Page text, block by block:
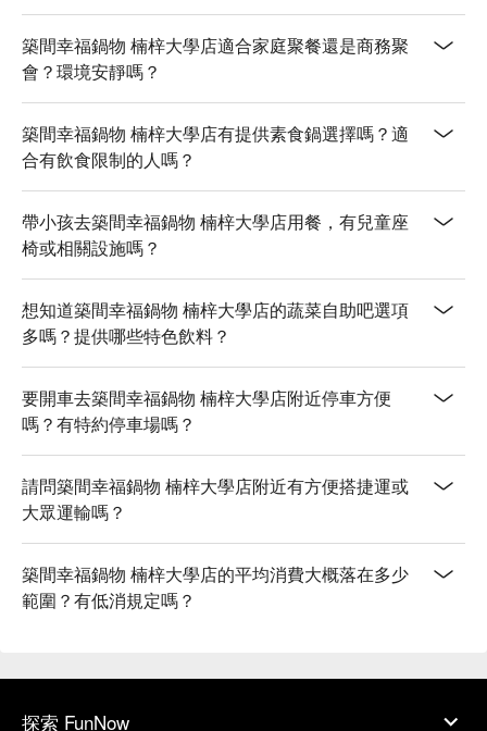
築間幸福鍋物 楠梓大學店適合家庭聚餐還是商務聚
會？環境安靜嗎？
築間幸福鍋物 楠梓大學店有提供素食鍋選擇嗎？適
合有飲食限制的人嗎？
帶小孩去築間幸福鍋物 楠梓大學店用餐，有兒童座
椅或相關設施嗎？
想知道築間幸福鍋物 楠梓大學店的蔬菜自助吧選項
多嗎？提供哪些特色飲料？
要開車去築間幸福鍋物 楠梓大學店附近停車方便
嗎？有特約停車場嗎？
請問築間幸福鍋物 楠梓大學店附近有方便搭捷運或
大眾運輸嗎？
築間幸福鍋物 楠梓大學店的平均消費大概落在多少
範圍？有低消規定嗎？
探索 FunNow